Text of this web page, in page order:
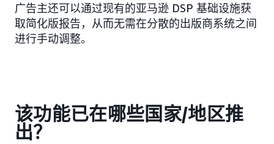
广告主还可以通过现有的亚马逊 DSP 基础设施获
取简化版报告，从而无需在分散的出版商系统之间
进行手动调整。
该功能已在哪些国家/地区推
出？